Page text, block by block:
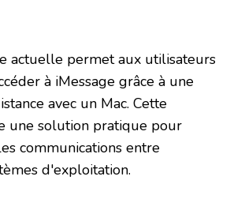
actuelle permet aux utilisateurs
à iMessage grâce à une
avec un Mac. Cette
une solution pratique pour
communications entre
d'exploitation.